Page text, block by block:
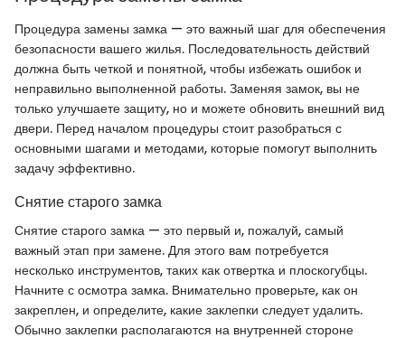
Процедура замены замка — это важный шаг для обеспечения
безопасности вашего жилья. Последовательность действий
должна быть четкой и понятной, чтобы избежать ошибок и
неправильно выполненной работы. Заменяя замок, вы не
только улучшаете защиту, но и можете обновить внешний вид
двери. Перед началом процедуры стоит разобраться с
основными шагами и методами, которые помогут выполнить
задачу эффективно.
Снятие старого замка
Снятие старого замка — это первый и, пожалуй, самый
важный этап при замене. Для этого вам потребуется
несколько инструментов, таких как отвертка и плоскогубцы.
Начните с осмотра замка. Внимательно проверьте, как он
закреплен, и определите, какие заклепки следует удалить.
Обычно заклепки располагаются на внутренней стороне